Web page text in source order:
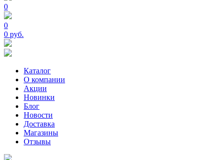
0
0
0 руб.
Каталог
О компании
Акции
Новинки
Блог
Новости
Доставка
Магазины
Отзывы